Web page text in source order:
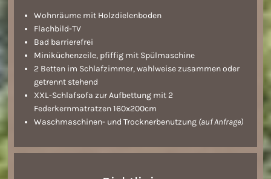
Wohnräume mit Holzdielenboden
Flachbild-TV
Bad barrierefrei
Miniküchenzeile, pfiffig mit Spülmaschine
2 Betten im Schlafzimmer, wahlweise zusammen oder
getrennt stehend
XXL-Schlafsofa zur Aufbettung mit 2
Federkernmatratzen 160x200cm
Waschmaschinen- und Trocknerbenutzung (auf Anfrage)